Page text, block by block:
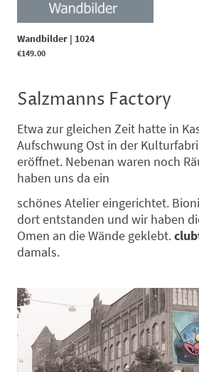
Wandbilder | 1024
€149.00
Salzmanns Factory
Etwa zur gleichen Zeit hatte in
Aufschwung Ost in der
eröffnet. Nebenan waren noch
haben uns da ein
schönes Atelier eingerichtet.
dort entstanden und wir haben
Omen an die Wände geklebt.
damals.